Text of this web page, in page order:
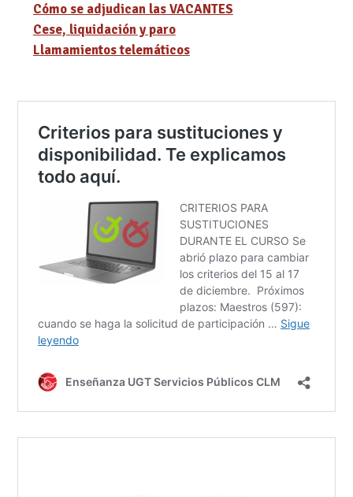
Cómo se adjudican las VACANTES
Cese, liquidación y paro
Llamamientos telemáticos